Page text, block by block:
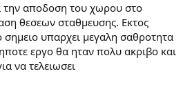
την αποδοση του χωρου στο
θεσεων σταθμευσης. Εκτος
σημειο υπαρχει μεγαλη σαθροτητα
εργο θα ηταν πολυ ακριβο και
να τελειωσει